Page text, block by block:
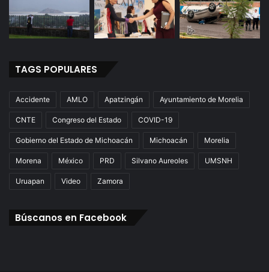
TAGS POPULARES
Accidente AMLO Apatzingán Ayuntamiento de Morelia
CNTE Congreso del Estado COVID-19
Gobierno del Estado de Michoacán Michoacán Morelia
Morena México PRD Silvano Aureoles UMSNH
Uruapan Video Zamora
Búscanos en Facebook